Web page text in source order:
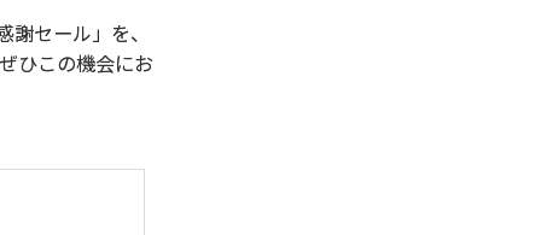
セール」を、
ひこの機会にお